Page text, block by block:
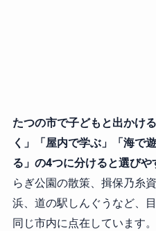
たつの市で子どもと出かけ
く」「屋内で学ぶ」「海で
る」の4つに分けると選びや
らぎ公園の散策、揖保乃糸
浜、道の駅しんぐうなど、
同じ市内に点在しています。